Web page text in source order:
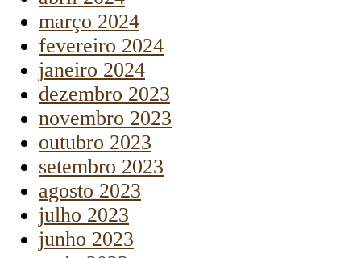
março 2024
fevereiro 2024
janeiro 2024
dezembro 2023
novembro 2023
outubro 2023
setembro 2023
agosto 2023
julho 2023
junho 2023